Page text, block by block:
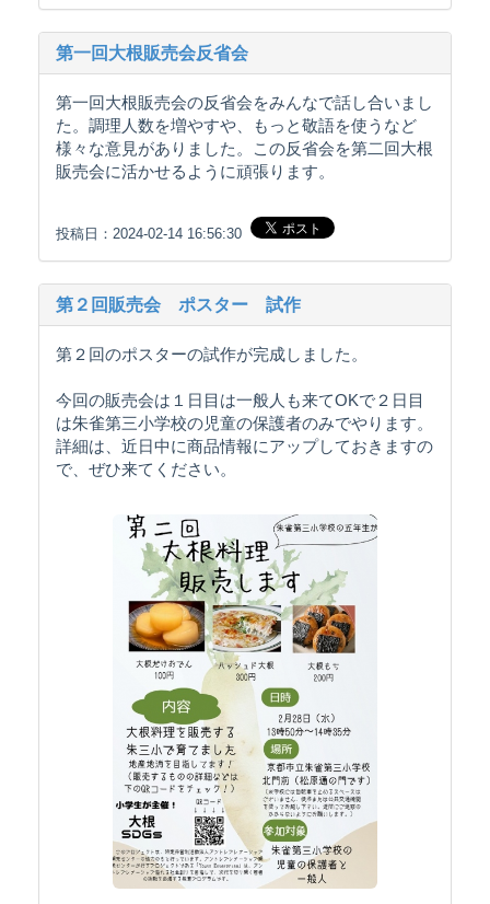
第一回大根販売会反省会
第一回大根販売会の反省会をみんなで話し合いまし
た。調理人数を増やすや、もっと敬語を使うなど
様々な意見がありました。この反省会を第二回大根
販売会に活かせるように頑張ります。
投稿日：2024-02-14 16:56:30
第２回販売会 ポスター 試作
第２回のポスターの試作が完成しました。
今回の販売会は１日目は一般人も来てOKで２日目
は朱雀第三小学校の児童の保護者のみでやります。
詳細は、近日中に商品情報にアップしておきますの
で、ぜひ来てください。